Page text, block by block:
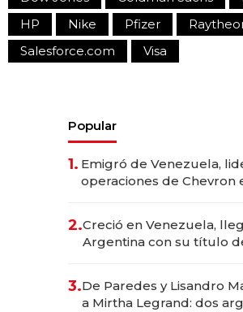
HP
Nike Pfizer
Salesforce.com
Visa
Popular
1. Emigró de Venezuela,
operaciones de Chevron
2.Creció en Venezuela,
Argentina con su título
las marcas "fast
3.De Paredes y Lisandro
a Mirtha Legrand: dos